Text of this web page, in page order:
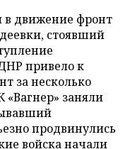
в движение фронт
стоявший
привело к
за несколько
заняли
продвинулись
войска начали